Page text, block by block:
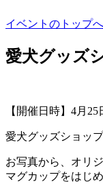
イベントのトップへ
愛犬グッズ
【開催日時】4月
愛犬グッズショッ
お写真から、オリ
マグカップをはじ